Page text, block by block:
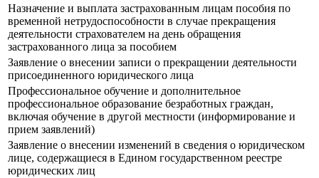
Назначение и выплата застрахованным лицам пособия по
временной нетрудоспособности в случае прекращения
деятельности страхователем на день обращения
застрахованного лица за пособием
Заявление о внесении записи о прекращении деятельности
присоединенного юридического лица
Профессиональное обучение и дополнительное
профессиональное образование безработных граждан,
включая обучение в другой местности (информирование и
прием заявлений)
Заявление о внесении изменений в сведения о юридическом
лице, содержащиеся в Едином государственном реестре
юридических лиц